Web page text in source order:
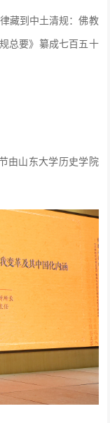
藏到中土清规：佛教
总要》纂成七百五十
由山东大学历史学院